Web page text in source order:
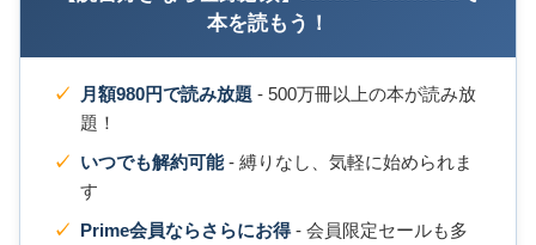
本を読もう！
月額980円で読み放題 - 500万冊以上の本が読み放
題！
いつでも解約可能- 縛りなし、気軽に始められま
す
Prime会員ならさらにお得- 会員限定セールも多